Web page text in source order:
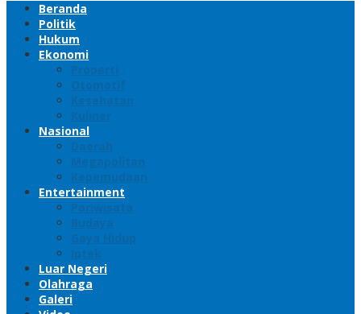
Beranda
Politik
Hukum
Ekonomi
Properti
Otomotif
Kesehatan
Kuliner
Nasional
Daerah
Megapolitan
Kepemudaan
Entertainment
Pariwisata
Budaya
Gaya Hidup
Iptek
Luar Negeri
Olahraga
Galeri